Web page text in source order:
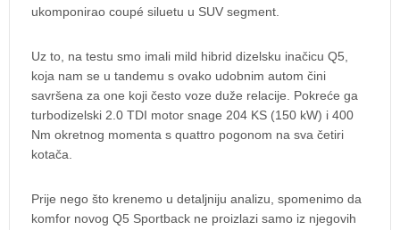
ukomponirao coupé siluetu u SUV segment.
Uz to, na testu smo imali mild hibrid dizelsku inačicu Q5,
koja nam se u tandemu s ovako udobnim autom čini
savršena za one koji često voze duže relacije. Pokreće ga
turbodizelski 2.0 TDI motor snage 204 KS (150 kW) i 400
Nm okretnog momenta s quattro pogonom na sva četiri
kotača.
Prije nego što krenemo u detaljniju analizu, spomenimo da
komfor novog Q5 Sportback ne proizlazi samo iz njegovih